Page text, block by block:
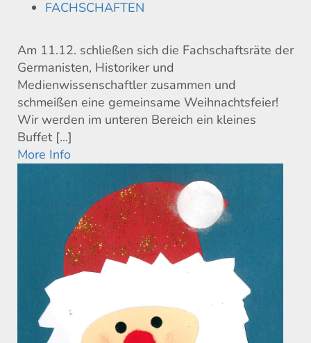
FACHSCHAFTEN
Am 11.12. schließen sich die Fachschaftsräte der
Germanisten, Historiker und
Medienwissenschaftler zusammen und
schmeißen eine gemeinsame Weihnachtsfeier!
Wir werden im unteren Bereich ein kleines
Buffet [...]
More Info